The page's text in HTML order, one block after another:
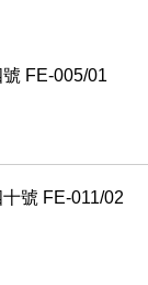
FE-005/01
號 FE-011/02